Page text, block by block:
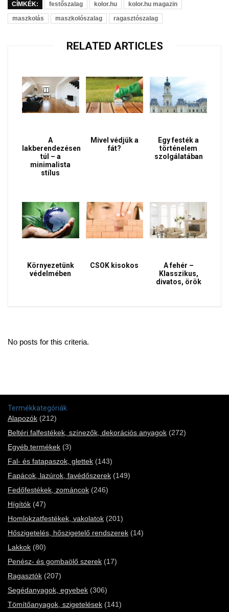
CÍMKÉK: festőszalag kolor.hu
kolor.hu magazin
maszkolás
maszkolószalag ragasztószalag
RELATED ARTICLES
A
lakberendezésen
túl – a
minimalista
stílus
Mivel védjük a
fát?
Egy festék a
történelem
szolgálatában
Környezetünk
védelmében
CSOK kisokos
A fehér –
Klasszikus,
divatos, örök
No posts for this criteria.
Termékkategóriák
Alapozók (212)
Beltéri falfestékek, színezők, dekorációs anyagok (272)
Egyéb termékek (3)
Fal- és fatapaszok, glettek (143)
Fapácok, lazúrok, favédőszerek (149)
Fedőfestékek, zománcok (246)
Hígítók (47)
Homlokzatfestékek, vakolatok (201)
Hőszigetelés, hőszigetelő rendszerek (14)
Lakkok (80)
Penész- és gombaölő szerek (17)
Ragasztók (207)
Segédanyagok, egyebek (306)
Tömítőanyagok, szigetelések (141)